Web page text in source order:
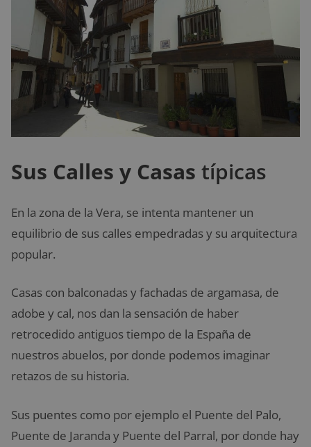
Sus Calles y Casas típicas
En la zona de la Vera, se intenta mantener un
equilibrio de sus calles empedradas y su arquitectura
popular.
Casas con balconadas y fachadas de argamasa, de
adobe y cal, nos dan la sensación de haber
retrocedido antiguos tiempo de la España de
nuestros abuelos, por donde podemos imaginar
retazos de su historia.
Sus puentes como por ejemplo el Puente del Palo,
Puente de Jaranda y Puente del Parral, por donde hay